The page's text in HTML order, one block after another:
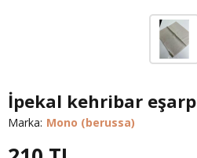
İpekal kehribar eşarp
Marka: Mono (berussa)